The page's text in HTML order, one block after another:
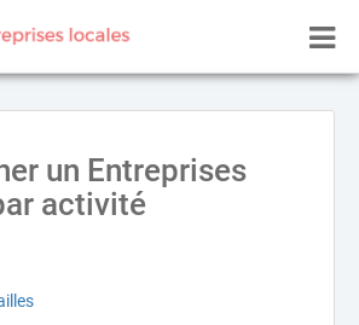
un Entreprises
activité